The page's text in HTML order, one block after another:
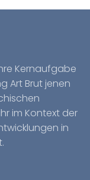
Kernaufgabe
Art Brut jenen
im Kontext der
in